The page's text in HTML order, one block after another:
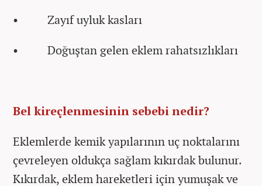
• Zayıf uyluk kasları
• Doğuştan gelen eklem rahatsızlıkları
Bel kireçlenmesinin sebebi nedir?
Eklemlerde kemik yapılarının uç noktalarını
çevreleyen oldukça sağlam kıkırdak bulunur.
Kıkırdak, eklem hareketleri için yumuşak ve